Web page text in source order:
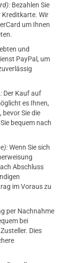
Bezahlen Sie
Kreditkarte. Wir
um Ihnen
und
PayPal, um
Der Kauf auf
es Ihnen,
bevor Sie die
bequem nach
Wenn Sie sich
Abschluss
im Voraus zu
per Nachnahme
bei
Dies